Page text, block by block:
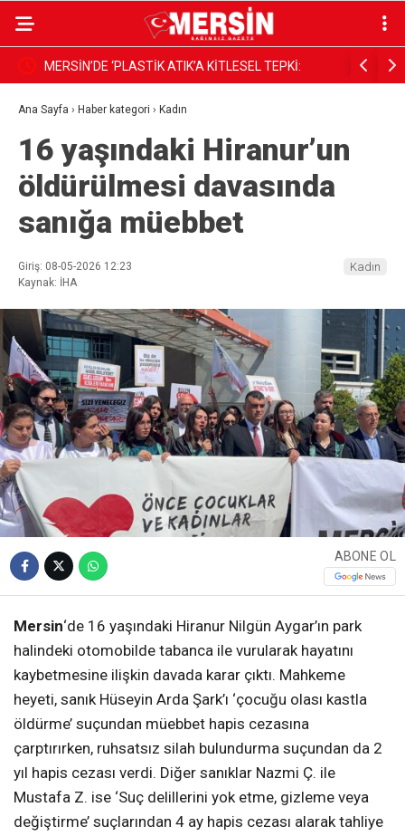
Mekke Ortak Savunma Anlaşması imzalandı Kıratlı:
Ana Sayfa › Haber kategori › Kadın
16 yaşındaki Hiranur’un
öldürülmesi davasında
sanığa müebbet
Giriş: 08-05-2026 12:23
Kaynak: İHA
Kadın
ABONE OL
Mersin‘de 16 yaşındaki Hiranur Nilgün Aygar’ın park
halindeki otomobilde tabanca ile vurularak hayatını
kaybetmesine ilişkin davada karar çıktı. Mahkeme
heyeti, sanık Hüseyin Arda Şark’ı ‘çocuğu olası kastla
öldürme’ suçundan müebbet hapis cezasına
çarptırırken, ruhsatsız silah bulundurma suçundan da 2
yıl hapis cezası verdi. Diğer sanıklar Nazmi Ç. ile
Mustafa Z. ise ‘Suç delillerini yok etme, gizleme veya
değiştirme’ suçlarından 4 ay hapis cezası alarak tahliye